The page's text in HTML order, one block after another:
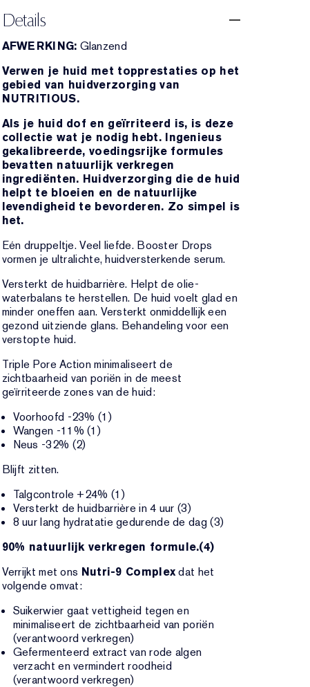
Details
AFWERKING: Glanzend
Verwen je huid met topprestaties op het
gebied van huidverzorging van
NUTRITIOUS.
Als je huid dof en geïrriteerd is, is deze
collectie wat je nodig hebt. Ingenieus
gekalibreerde, voedingsrijke formules
bevatten natuurlijk verkregen
ingrediënten. Huidverzorging die de huid
helpt te bloeien en de natuurlijke
levendigheid te bevorderen. Zo simpel is
het.
Eén druppeltje. Veel liefde. Booster Drops
vormen je ultralichte, huidversterkende serum.
Versterkt de huidbarrière. Helpt de olie-
waterbalans te herstellen. De huid voelt glad en
minder oneffen aan. Versterkt onmiddellijk een
gezond uitziende glans. Behandeling voor een
verstopte huid.
Triple Pore Action minimaliseert de
zichtbaarheid van poriën in de meest
geïrriteerde zones van de huid:
Voorhoofd -23% (1)
Wangen -11% (1)
Neus -32% (2)
Blijft zitten.
Talgcontrole +24% (1)
Versterkt de huidbarrière in 4 uur (3)
8 uur lang hydratatie gedurende de dag (3)
90% natuurlijk verkregen formule.(4)
Verrijkt met ons Nutri-9 Complexdat het
volgende omvat:
Suikerwier gaat vettigheid tegen en
minimaliseert de zichtbaarheid van poriën
(verantwoord verkregen)
Gefermenteerd extract van rode algen
verzacht en vermindert roodheid
(verantwoord verkregen)